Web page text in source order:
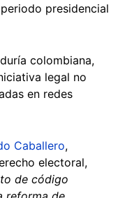
presidencial
colombiana,
legal no
en redes
Caballero,
electoral,
de código